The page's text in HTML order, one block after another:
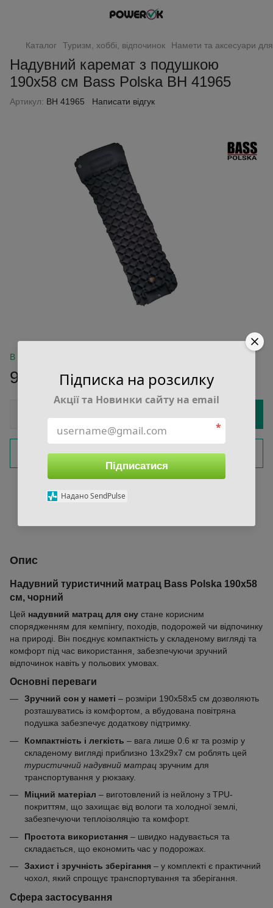
Каталог Туризм, хоббі, відпочинок Намети та аксесуари для
Надувний каремат з подушкою
190х58 см Bass Polska BH 41965
Артикул: BH 41965 Написати відгук
В наявності
985 грн
Замовити швидко
Опис
Надувний туристичний матрац Bass Polska 190х58
см, чорний
Цей надувний матрац для сну стане корисним
спорядженням для кемпінгу, походів, подорожей чи відпочинку
на природі. Він поєднує компактність у складеному вигляді та
комфорт під час використання, забезпечуючи зручний
відпочинок навіть у польових умовах.
Основні переваги
Зручний сон у наметі – розміри 190х58х5 см дозволяють
розташуватись із комфортом, а вбудована повітряна
подушка забезпечує додаткову підтримку.
Компактність і легкість – вага лише 0.6 кг та розмір у
складеному вигляді приблизно 13х29х7 см роблять цей
туристичний надувний матрац зручним для
транспортування у рюкзаку.
Міцний матеріал – виготовлений із нейлону з TPU-
покриттям, що захищає від вологи та холодної землі,
забезпечуючи теплоізоляцію та комфорт.
Простота використання – швидко надувається та
складається, що економить час у подорожах.
Захист і зручність зберігання – у комплекті є практичний
чохол, який спрощує транспортування та зберігання.
Сфера застосування
Підписка на розсилку
Акції та Новинки сайту на email
*
Підписатися
Надано SendPulse